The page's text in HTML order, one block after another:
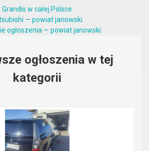
Grandis w całej Polsce
— powiat janowski
ogłoszenia — powiat janowski
ogłoszenia w tej
kategorii